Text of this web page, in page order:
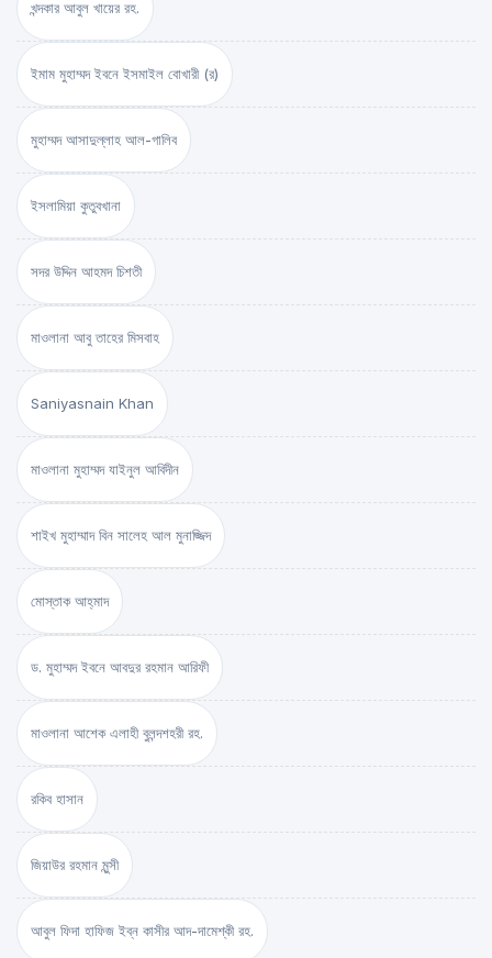
খন্দকার আবুল খায়ের রহ.
ইমাম মুহাম্মদ ইবনে ইসমাইল বোখারী (র)
মুহাম্মদ আসাদুল্লাহ আল-গালিব
ইসলামিয়া কুতুবখানা
সদর উদ্দিন আহমদ চিশতী
মাওলানা আবু তাহের মিসবাহ
Saniyasnain Khan
মাওলানা মুহাম্মদ যাইনুল আবিদীন
শাইখ মুহাম্মাদ বিন সালেহ আল মুনাজ্জিদ
মোস্তাক আহ্‌মাদ
ড. মুহাম্মদ ইবনে আবদুর রহমান আরিফী
মাওলানা আশেক এলাহী বুলন্দশহরী রহ.
রকিব হাসান
জিয়াউর রহমান মুন্সী
আবুল ফিদা হাফিজ ইব্‌ন কাসীর আদ-দামেশ্‌কী রহ.